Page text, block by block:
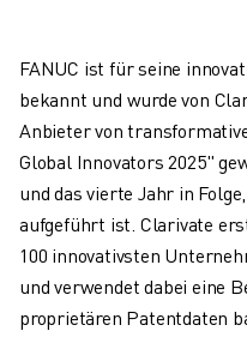
LICHTBOGENSCHWEISSEN
MONTAGE
CNC-SCHLEIFEN
CNC-FRÄSEN
CNC-DREHEN
SPRITZGUSS
MASCHINENBEDIENUNG
MATERIALHANDHABUNG
FANUC ist für seine
bekannt und wurde von
Anbieter von
Global Innovators 2025"
und das vierte Jahr in
aufgeführt ist. Clarivate
100 innovativsten
und verwendet dabei eine
proprietären Patentdaten